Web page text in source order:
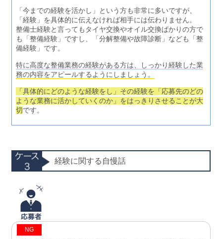
「今までの経験を活かし」という方も非常に多いですが、
「経験」を具体的に伝えなければ相手には伝わりません。
整備士経験と言ってもタイヤ交換やオイル交換ばかりの方で
も「整備経験」ですし、「分解整備や故障診断」なども「整
備経験」です。
特に高度な整備業務の経験がある方は、しっかり経験した業
務の内容をアピールするようにしましょう。
「具体的にどのような経験をし」その経験を「応募先のどの
ような業務に活かしていくのか」をはっきりさせることが大
切です。
経験に関する自慢話
NG